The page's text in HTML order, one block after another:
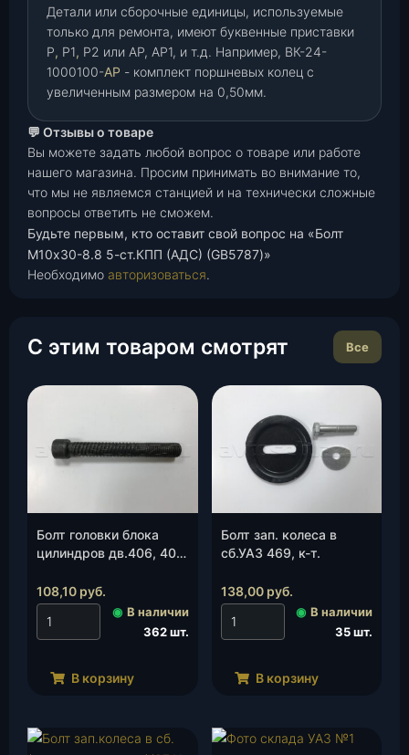
Детали или сборочные единицы, используемые
только для ремонта, имеют буквенные приставки
Р, Р1, Р2 или АР, АР1, и т.д. Например, ВК-24-
1000100-АР - комплект поршневых колец с
увеличенным размером на 0,50мм.
💬 Отзывы о товаре
Вы можете задать любой вопрос о товаре или работе
нашего магазина. Просим принимать во внимание то,
что мы не являемся станцией и на технически сложные
вопросы ответить не сможем.
Будьте первым, кто оставит свой вопрос на «Болт
М10х30-8.8 5-ст.КПП (АДС) (GB5787)»
Необходимо авторизоваться.
С этим товаром смотрят Все
Болт головки блока
цилиндров дв.406, 409
(406.1003050-10), шт.
108,10 руб.
◉ В наличии
362 шт.
В корзину
Болт зап. колеса в
сб.УАЗ 469, к-т.
138,00 руб.
◉ В наличии
35 шт.
В корзину